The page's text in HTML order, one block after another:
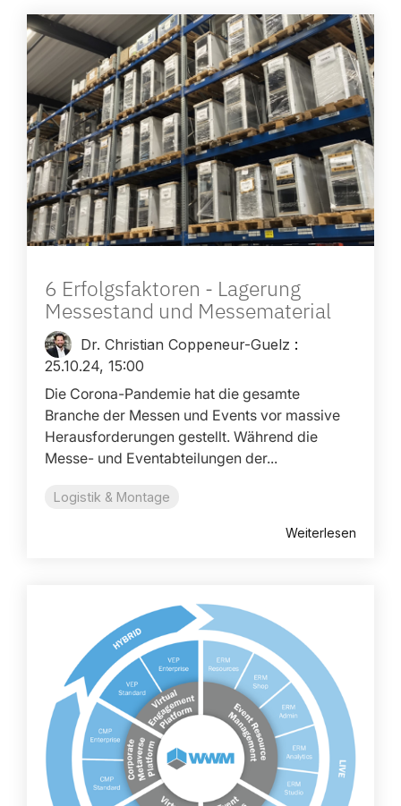
6 Erfolgsfaktoren - Lagerung
Messestand und Messematerial
Dr. Christian Coppeneur-Guelz :
25.10.24, 15:00
Die Corona-Pandemie hat die gesamte
Branche der Messen und Events vor massive
Herausforderungen gestellt. Während die
Messe- und Eventabteilungen der...
Logistik & Montage
Weiterlesen